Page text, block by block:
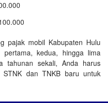
pajak mobil Kabupaten Hulu
kedua, hingga lima
tahunan sekali, Anda harus
STNK dan TNKB baru untuk